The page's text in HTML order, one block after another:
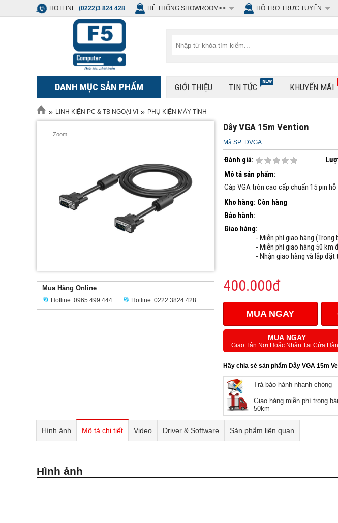
HOTLINE: (0222)3 824 428 HỆ THỐNG SHOWROOM>>: HỖ TRỢ TRỰC TUYẾN:
DANH MỤC SẢN PHẨM GIỚI THIỆU TIN TỨC KHUYẾN MÃI
» LINH KIỆN PC & TB NGOẠI VI » PHỤ KIỆN MÁY TÍNH
Zoom
Mua Hàng Online
Hotline: 0965.499.444 Hotline: 0222.3824.428
Dây VGA 15m Vention
Mã SP: DVGA
Đánh giá:
Mô tả sản phẩm:
Cáp VGA tròn cao cấp chuẩn 15 pin
Kho hàng: Còn hàng
Bảo hành:
Giao hàng:
- Miễn phí giao hàng
- Miễn phí giao hàng 50 km
- Nhận giao hàng và lắp
400.000đ
MUA NGAY
MUA NGAY
Giao Tận Nơi Hoặc Nhận Tại Cửa
Hãy chia sẻ sản phẩm Dây VGA 15m
Trả bảo hành nhanh chóng
Giao hàng miễn phí trong
50km
Hình ảnh Mô tả chi tiết Video Driver & Software Sản phẩm liên quan
Hình ảnh